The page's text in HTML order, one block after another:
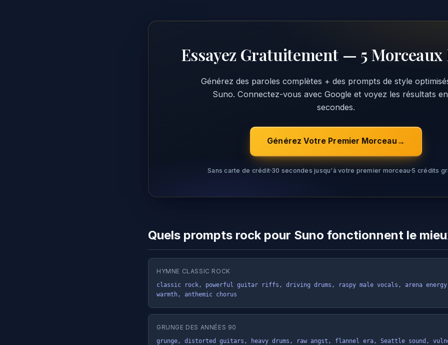
Essayez Gratuitement — 5
Générez des paroles complètes + des prompts de style
Suno. Connectez-vous avec Google et voyez les résultats
secondes.
Générez Votre Premier Morceau
Sans carte de crédit 30 secondes jusqu'à votre premier morceau 5 crédits
Quels prompts rock pour Suno fonctionnent le
HYMNE CLASSIC ROCK
classic rock, powerful guitar riffs, driving drums, raspy male vocals, arena
warmth, anthemic chorus
GRUNGE DES ANNÉES 90
grunge, distorted guitars, heavy drums, raw angst, flannel era, Seattle sound,